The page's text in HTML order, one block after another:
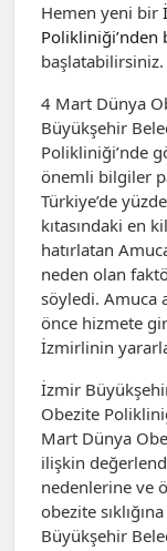
Hemen yeni bir
Polikliniği’nden
başlatabilirsiniz.
4 Mart Dünya
Büyükşehir
Polikliniği’nde
önemli bilgiler
Türkiye’de
kıtasındaki en
hatırlatan
neden olan
söyledi. Amuca
önce hizmete
İzmirlinin
İzmir
Obezite
Mart Dünya
ilişkin
nedenlerine ve
obezite
Büyükşehir